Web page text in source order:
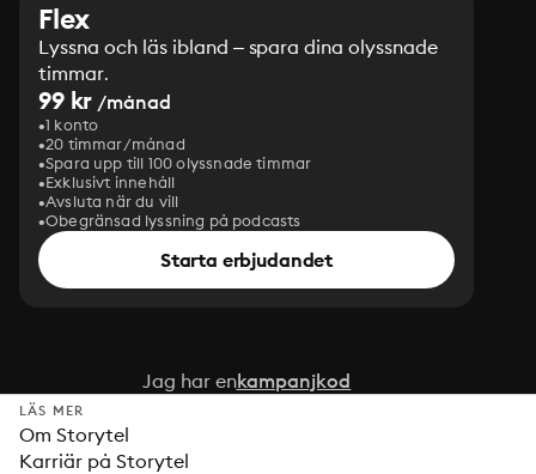
Flex
Lyssna och läs ibland – spara dina olyssnade
timmar.
99 kr /månad
1 konto
20 timmar/månad
Spara upp till 100 olyssnade timmar
Exklusivt innehåll
Avsluta när du vill
Obegränsad lyssning på podcasts
Starta erbjudandet
Jag har enkampanjkod
LÄS MER
Om Storytel
Karriär på Storytel